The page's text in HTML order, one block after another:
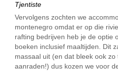
Tjentiste
Vervolgens zochten we
montenegro omdat er op die
rafting bedrijven heb je de optie
boeken inclusief maaltijden. Dit
massaal uit (en dat bleek ook
aanraden!) dus kozen we voor